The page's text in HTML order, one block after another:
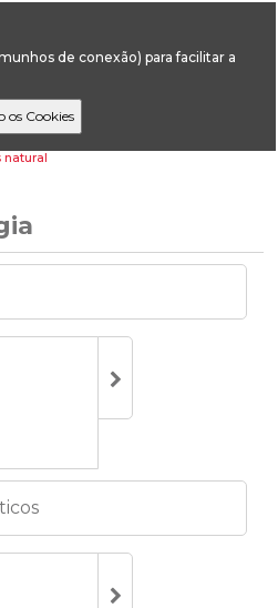
de conexão) para facilitar a
de Energia
natural